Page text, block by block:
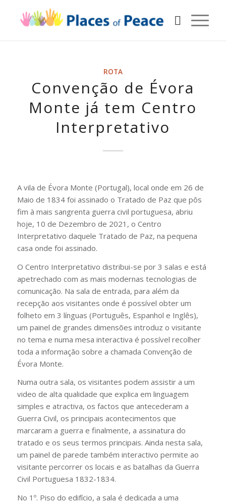
ROTA
Convenção de Évora
Monte já tem Centro
Interpretativo
A vila de Évora Monte (Portugal), local onde em 26 de
Maio de 1834 foi assinado o Tratado de Paz que pôs
fim à mais sangrenta guerra civil portuguesa, abriu
hoje, 10 de Dezembro de 2021, o Centro
Interpretativo daquele Tratado de Paz, na pequena
casa onde foi assinado.
O Centro Interpretativo distribui-se por 3 salas e está
apetrechado com as mais modernas tecnologias de
comunicação. Na sala de entrada, para além da
recepção aos visitantes onde é possível obter um
folheto em 3 línguas (Português, Espanhol e Inglês),
um painel de grandes dimensões introduz o visitante
no tema e numa mesa interactiva é possível recolher
toda a informação sobre a chamada Convenção de
Évora Monte.
Numa outra sala, os visitantes podem assistir a um
video de alta qualidade que explica em linguagem
simples e atractiva, os factos que antecederam a
Guerra Civil, os principais acontecimentos que
marcaram a guerra e finalmente, a assinatura do
tratado e os seus termos principais. Ainda nesta sala,
um painel de parede também interactivo permite ao
visitante percorrer os locais e as batalhas da Guerra
Civil Portuguesa 1832-1834.
No 1º. Piso do edifício, a sala é dedicada a uma